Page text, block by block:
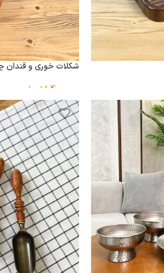
شکلات خوری و قندان
1,400,000تومان